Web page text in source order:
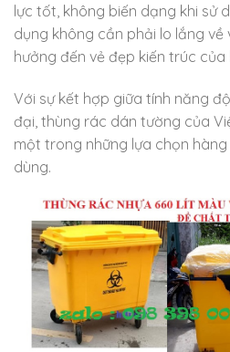
lực tốt, không biến dạng khi sử
dụng không cần phải lo lắng về
hưởng đến vẻ đẹp kiến trúc
Với sự kết hợp giữa tính năng
đại, thùng rác dán tường của
một trong những lựa chọn
dùng.